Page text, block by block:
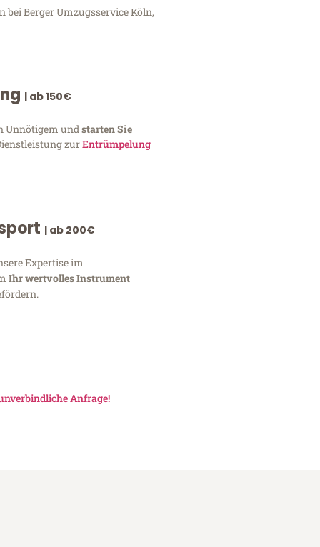
Berger Umzugsservice Köln,
| ab 150€
Unnötigem und starten Sie
zurEntrümpelung
| ab 200€
Expertise im
Ihr wertvolles Instrument
Anfrage!